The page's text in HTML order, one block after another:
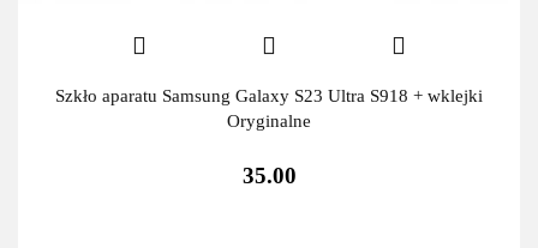
Szkło aparatu Samsung Galaxy S23 Ultra S918 + wklejki
Oryginalne
35.00